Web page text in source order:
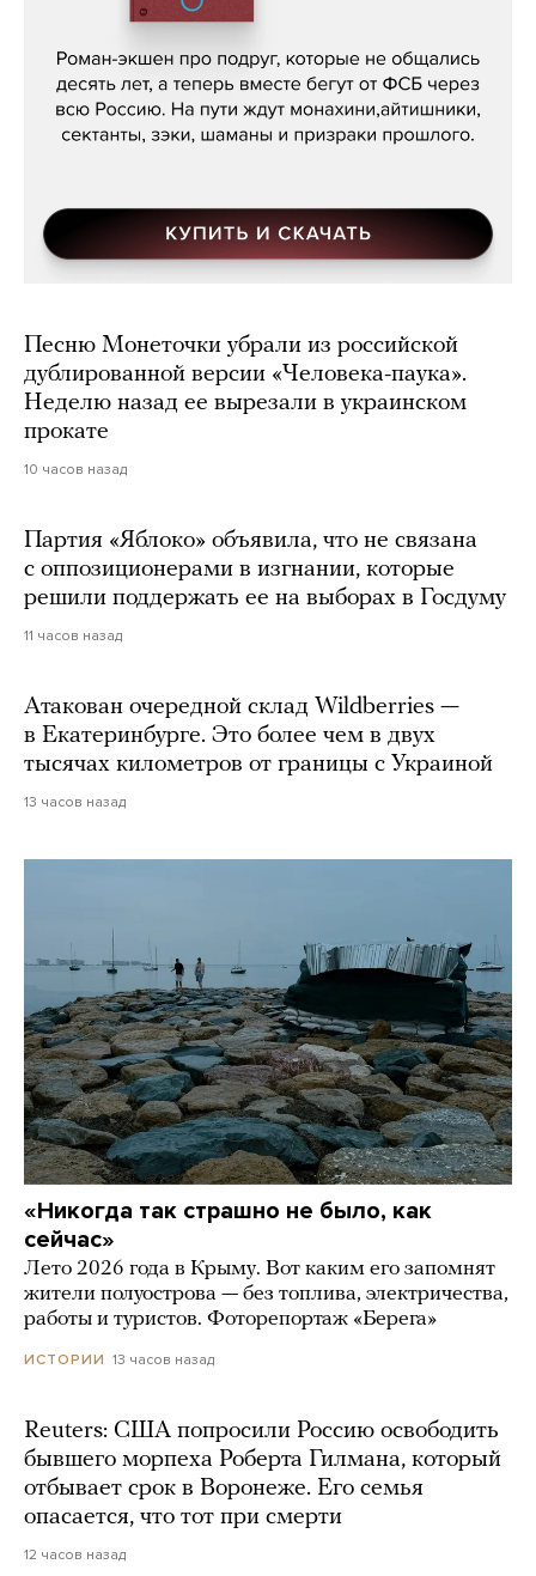
Кира Ярмыш, «Тут недалеко»
Песню Монеточки убрали из российской
дублированной версии «Человека-паука».
Неделю назад ее вырезали в украинском
прокате
10 часов назад
Партия «Яблоко» объявила, что не связана
с оппозиционерами в изгнании, которые
решили поддержать ее на выборах в Госдуму
11 часов назад
Атакован очередной склад Wildberries —
в Екатеринбурге. Это более чем в двух
тысячах километров от границы с Украиной
13 часов назад
«Никогда так страшно не было, как
сейчас»
Лето 2026 года в Крыму. Вот каким его запомнят
жители полуострова — без топлива, электричества,
работы и туристов. Фоторепортаж «Берега»
ИСТОРИИ 13 часов назад
Reuters: США попросили Россию освободить
бывшего морпеха Роберта Гилмана, который
отбывает срок в Воронеже. Его семья
опасается, что тот при смерти
12 часов назад